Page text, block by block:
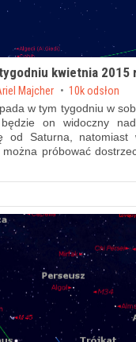
kwietnia 2015
Majcher 10k odsłon
w tym tygodniu w
on widoczny
od Saturna, natomiast
można próbować